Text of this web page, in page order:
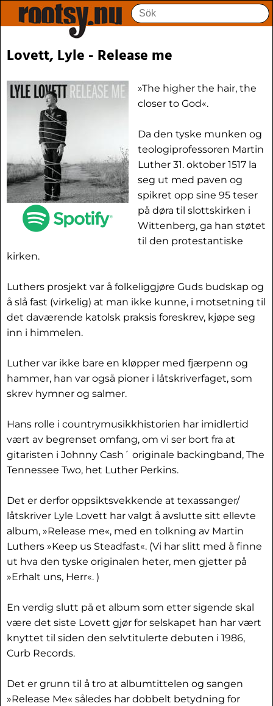
Lovett, Lyle - Release me
»The higher the hair, the
closer to God«.
Da den tyske munken og
teologiprofessoren Martin
Luther 31. oktober 1517 la
seg ut med paven og
spikret opp sine 95 teser
på døra til slottskirken i
Wittenberg, ga han støtet
til den protestantiske
kirken.
Luthers prosjekt var å folkeliggjøre Guds budskap og
å slå fast (virkelig) at man ikke kunne, i motsetning til
det daværende katolsk praksis foreskrev, kjøpe seg
inn i himmelen.
Luther var ikke bare en kløpper med fjærpenn og
hammer, han var også pioner i låtskriverfaget, som
skrev hymner og salmer.
Hans rolle i countrymusikkhistorien har imidlertid
vært av begrenset omfang, om vi ser bort fra at
gitaristen i Johnny Cash´ originale backingband, The
Tennessee Two, het Luther Perkins.
Det er derfor oppsiktsvekkende at texassanger/
låtskriver Lyle Lovett har valgt å avslutte sitt ellevte
album, »Release me«, med en tolkning av Martin
Luthers »Keep us Steadfast«. (Vi har slitt med å finne
ut hva den tyske originalen heter, men gjetter på
»Erhalt uns, Herr«. )
En verdig slutt på et album som etter sigende skal
være det siste Lovett gjør for selskapet han har vært
knyttet til siden den selvtitulerte debuten i 1986,
Curb Records.
Det er grunn til å tro at albumtittelen og sangen
»Release Me« således har dobbelt betydning for